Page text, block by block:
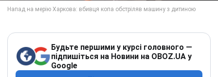
Будьте першими у курсі головного —
підпишіться на Новини на OBOZ.UA у
Google